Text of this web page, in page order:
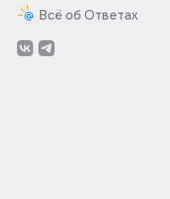
Всё об Ответах